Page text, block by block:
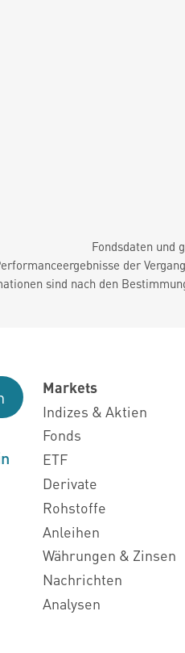
Fondsdaten und
der
sind nach den
Markets
Indizes & Aktien
Fonds
ETF
Derivate
Rohstoffe
Anleihen
Währungen & Zinsen
Nachrichten
Analysen